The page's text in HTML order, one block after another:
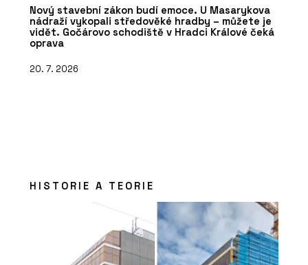
Nový stavební zákon budí emoce. U Masarykova
nádraží vykopali středověké hradby – můžete je
vidět. Gočárovo schodiště v Hradci Králové čeká
oprava
20. 7. 2026
HISTORIE A TEORIE